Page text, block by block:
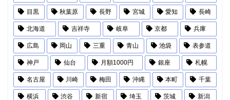
目黒 秋葉原 長野 宮城 愛知 長崎
北海道 吉祥寺 岐阜 京都 兵庫
広島 岡山 三重 青山 池袋 表参道
神戸 仙台 月額1000円 銀座 札幌
名古屋 川崎 梅田 沖縄 本町 千葉
横浜 渋谷 新宿 埼玉 茨城 新潟